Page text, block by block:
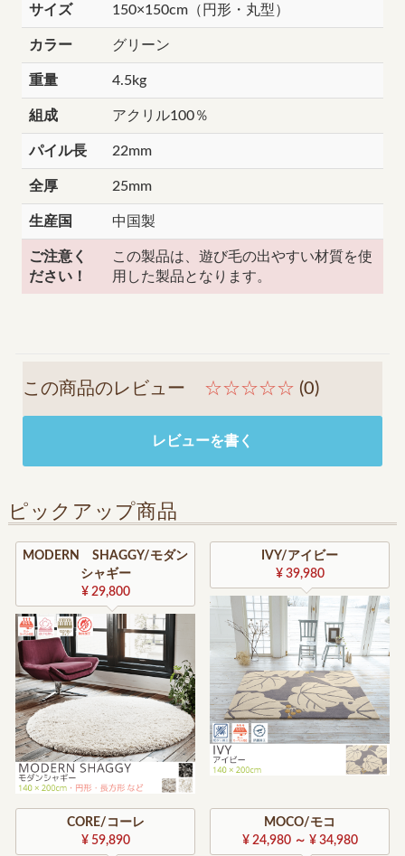
サイズ 150×150cm（円形・丸型）
カラー グリーン
重量 4.5kg
組成 アクリル100％
パイル長 22mm
全厚 25mm
生産国 中国製
ご注意く
ださい！
この製品は、遊び毛の出やすい材質を使
用した製品となります。
この商品のレビュー ☆☆☆☆☆ (0)
レビューを書く
ピックアップ商品
MODERN SHAGGY/モダン
シャギー
¥ 29,800
IVY/アイビー
¥ 39,980
CORE/コーレ
¥ 59,890
MOCO/モコ
¥ 24,980 ～ ¥ 34,980